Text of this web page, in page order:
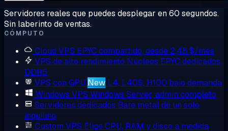
Servidores reales que puedes desplegar en 60 segundos.
Sin laberinto de ventas.
CÓMPUTO
Cloud VPS EPYC compartido, desde 2,48 $/mes
VPS de alto rendimiento Núcleos EPYC dedicados,
DDR5
VPS con GPU New L4, L40S, H100 bajo demanda
Windows VPS Windows Server, admin completo
Servidores dedicados Bare metal de un solo
inquilino
Custom VPS Elige CPU, RAM y disco a medida